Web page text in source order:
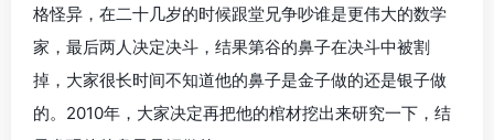
格怪异，在二十几岁的时候跟堂兄争吵谁是更伟大的数学
家，最后两人决定决斗，结果第谷的鼻子在决斗中被割
掉，大家很长时间不知道他的鼻子是金子做的还是银子做
的。2010年，大家决定再把他的棺材挖出来研究一下，结